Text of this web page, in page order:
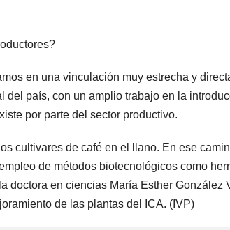
en una vinculación muy estrecha y
del país, con un amplio trabajo en la
por parte del sector productivo.
cultivares de café en el llano. En ese
de métodos biotecnológicos como
doctora en ciencias María Esther
de las plantas del ICA. (IVP)